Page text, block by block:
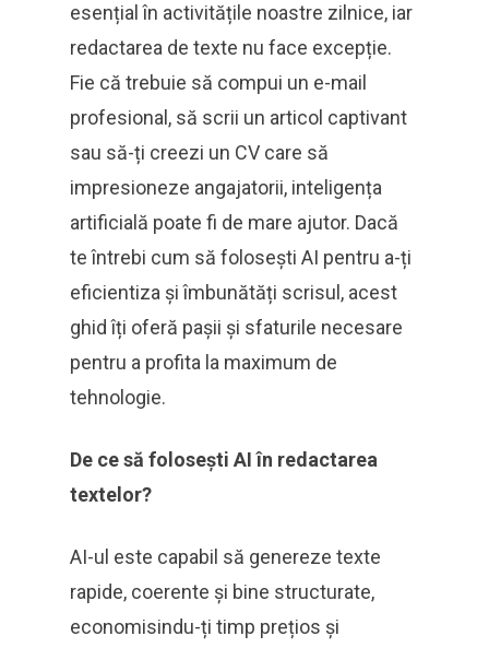
esențial în activitățile noastre zilnice, iar
redactarea de texte nu face excepție.
Fie că trebuie să compui un e-mail
profesional, să scrii un articol captivant
sau să-ți creezi un CV care să
impresioneze angajatorii, inteligența
artificială poate fi de mare ajutor. Dacă
te întrebi cum să folosești AI pentru a-ți
eficientiza și îmbunătăți scrisul, acest
ghid îți oferă pașii și sfaturile necesare
pentru a profita la maximum de
tehnologie.
De ce să folosești AI în redactarea
textelor?
AI-ul este capabil să genereze texte
rapide, coerente și bine structurate,
economisindu-ți timp prețios și